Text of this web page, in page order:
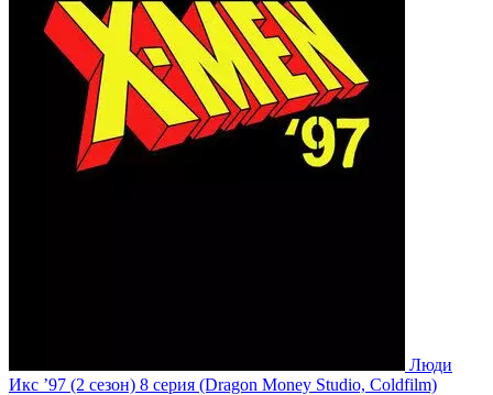
Люди
Икс ’97 (2 сезон) 8 серия (Dragon Money Studio, Coldfilm)